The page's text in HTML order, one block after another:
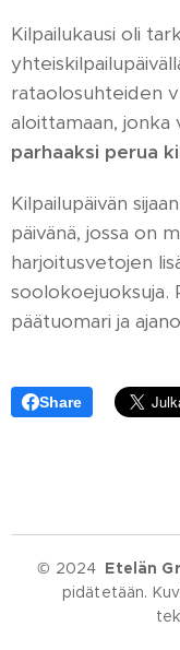
Kilpailukausi oli
rataolosuhteiden
aloittamaan, jonka
parhaaksi perua
Kilpailupäivän
päivänä, jossa on
harjoitusvetojen
soolokoejuoksuja.
päätuomari ja
Share
© 2024 Etelän
pidätetään.